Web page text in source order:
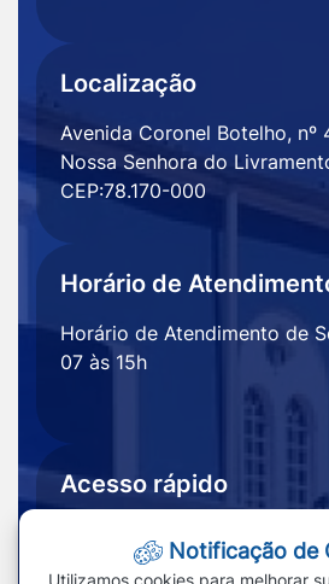
Localização
Avenida Coronel Botelho, nº
Nossa Senhora do
CEP:78.170-000
Horário de
Horário de Atendimento de
07 às 15h
Acesso rápido
Notificação de
Utilizamos cookies para melhorar